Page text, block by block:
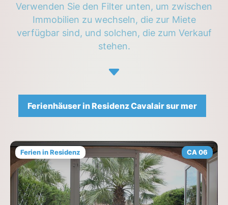
Verwenden Sie den Filter unten, um zwischen
Immobilien zu wechseln, die zur Miete
verfügbar sind, und solchen, die zum Verkauf
stehen.
Ferienhäuser in Residenz Cavalair sur mer
Ferien in Residenz CA 06